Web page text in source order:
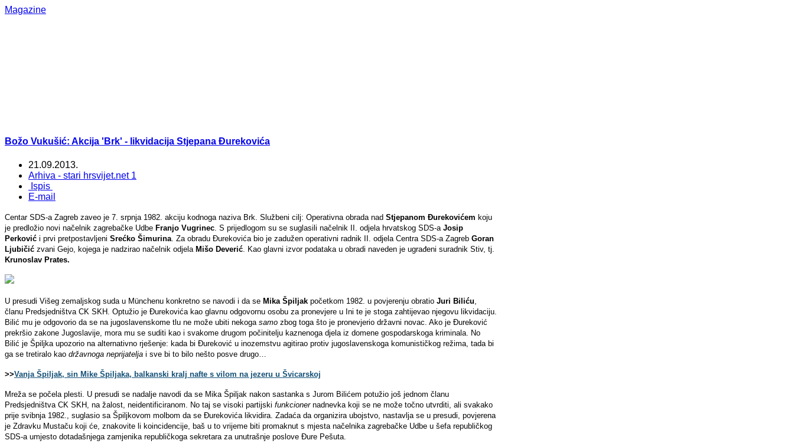
Magazine
Božo Vukušić: Akcija 'Brk' - likvidacija Stjepana Đurekovića
21.09.2013.
Arhiva - stari hrsvijet.net 1
Ispis
E-mail
Centar SDS-a Zagreb zaveo je 7. srpnja 1982. akciju kodnoga naziva Brk. Službeni cilj: Operativna obrada nad Stjepanom Đurekovićem koju
je predložio novi načelnik zagrebačke Udbe Franjo Vugrinec . S prijedlogom su se suglasili načelnik II. odjela hrvatskog SDS-a Josip
Perković i prvi pretpostavljeni Srećko Šimurina . Za obradu Đurekovića bio je zadužen operativni radnik II. odjela Centra SDS-a Zagreb Goran
Ljubičić zvani Gejo, kojega je nadzirao načelnik odjela Mišo Deverić . Kao glavni izvor podataka u obradi naveden je ugrađeni suradnik Stiv, tj.
Krunoslav Prates.
U presudi Višeg zemaljskog suda u Münchenu konkretno se navodi i da se Mika Špiljak početkom 1982. u povjerenju obratio Juri Biliću
članu Predsjedništva CK SKH. Optužio je Đurekovića kao glavnu odgovornu osobu za pronevjere u Ini te je stoga zahtijevao njegovu likvidaciju.
Bilić mu je odgovorio da se na jugoslavenskome tlu ne može ubiti nekoga samo zbog toga što je pronevjerio državni novac. Ako je Đureković
prekršio zakone Jugoslavije, mora mu se suditi kao i svakome drugom počinitelju kaznenoga djela iz domene gospodarskoga kriminala. No
Bilić je Špiljka upozorio na alternativno rješenje: kada bi Đureković u inozemstvu agitirao protiv jugoslavenskoga komunističkog režima, tada bi
ga se tretiralo kao državnoga neprijatelja i sve bi to bilo nešto posve drugo…
>>Vanja Špiljak, sin Mike Špiljaka, balkanski kralj nafte s vilom na jezeru u Švicarskoj
Mreža se počela plesti. U presudi se nadalje navodi da se Mika Špiljak nakon sastanka s Jurom Bilićem potužio još jednom članu
Predsjedništva CK SKH, na žalost, neidentificiranom. No taj se visoki partijski funkcionernadnevka koji se ne može točno utvrditi, ali svakako
prije svibnja 1982., suglasio sa Špiljkovom molbom da se Đurekovića likvidira. Zadaća da organizira ubojstvo, nastavlja se u presudi, povjerena
je Zdravku Mustaču koji će, znakovite li koincidencije, baš u to vrijeme biti promaknut s mjesta načelnika zagrebačke Udbe u šefa republičkog
SDS-a umjesto dotadašnjega zamjenika republičkoga sekretara za unutrašnje poslove Đure Pešuta.